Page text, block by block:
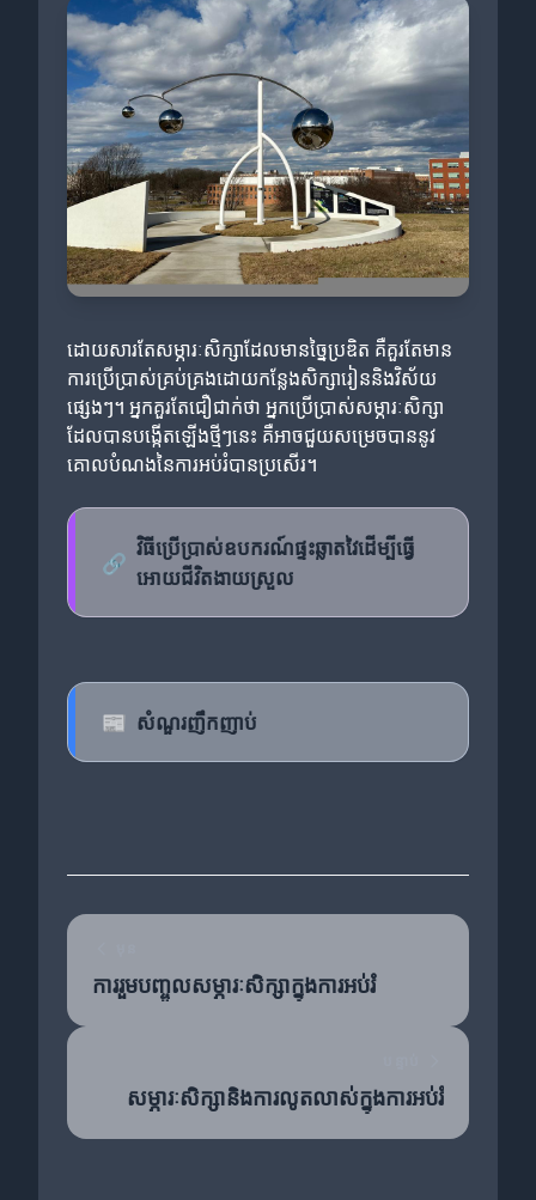
ដោយសារតែសម្ភារៈសិក្សា​ដែលមានច្នៃប្រឌិត គឺគួរតែមាន
ការប្រើប្រាស់គ្រប់គ្រងដោយកន្លែងសិក្សារៀននិងវិស័យ
ផ្សេងៗ។ អ្នកគួរតែជឿជាក់ថា អ្នកប្រើប្រាស់សម្ភារៈសិក្សា
ដែលបានបង្កើតឡើងថ្មីៗនេះ គឺអាចជួយសម្រេចបាននូវ
គោលបំណងនៃការអប់រំបានប្រសើរ។
🔗
វិធីប្រើប្រាស់ឧបករណ៍ផ្ទះឆ្លាតវៃដើម្បីធ្វើ
អោយជីវិតងាយស្រួល
📰 សំណួរញឹកញាប់
ការរួមបញ្ចូលសម្ភារៈសិក្សាក្នុងការអប់រំ
សម្ភារៈសិក្សានិងការលូតលាស់ក្នុងការអប់រំ